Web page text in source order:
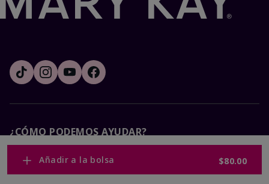
Añadir a la bolsa $80.00
¿CÓMO PODEMOS AYUDAR?
Recibe e-mails